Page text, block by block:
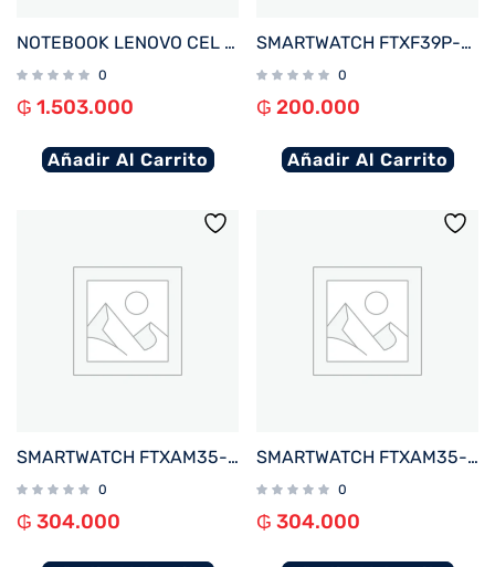
NOTEBOOK LENOVO CEL IDEAPAD 1 82LV0075US 1.1%2F4%2F128EMMC%2FW11S%2F14%22 HD%2FGRIS
0
₲ 1.503.000
Añadir Al Carrito
SMARTWATCH FTXF39P-RGOR 42MM ROSE GOLD%2FNARANJA ANDROID%2FIOS%2FBT%2FFREC. CARD%2FNOTIFICACIONES
0
₲ 200.000
Añadir Al Carrito
SMARTWATCH FTXAM35-RG 42MM ROSE GOLD%2FROSA ANDROID%2FIOS%2FBT%2FFREC. CARD%2FNOTIFICACIONES
0
₲ 304.000
SMARTWATCH FTXAM35-GG 42MM GOLD%2FGRIS ANDROID%2FIOS%2FBT%2FFREC. CARD%2FNOTIFICACIONES
0
₲ 304.000